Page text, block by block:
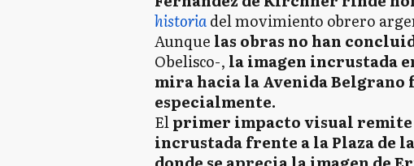
historiadel movimiento obrero
Aunque las obras no han
Obelisco-, la imagen incrustada
mira hacia la Avenida Belgrano
especialmente.
Elprimer impacto visual remite
incrustada frente a la Plaza de